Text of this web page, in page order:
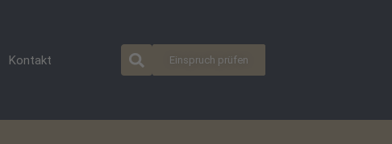
Kontakt Einspruch prüfen